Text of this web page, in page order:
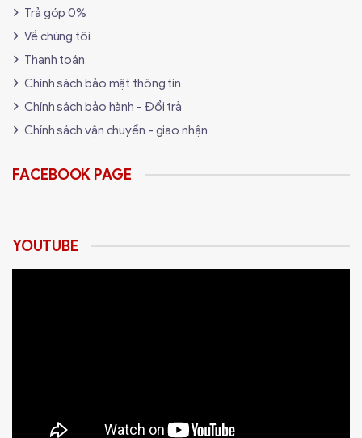
Trả góp 0%
Về chúng tôi
Thanh toán
Chính sách bảo mật thông tin
Chính sách bảo hành - Đổi trả
Chính sách vận chuyển - giao nhận
FACEBOOK PAGE
YOUTUBE